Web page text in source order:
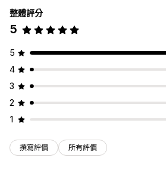
整體評分
5
5
4
3
2
1
撰寫評價 所有評價